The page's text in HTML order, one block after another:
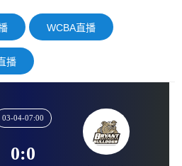
WCBA直播
播